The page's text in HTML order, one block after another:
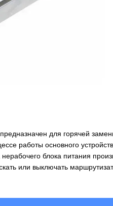
для горячей
работы основного
блока питания
или выключать